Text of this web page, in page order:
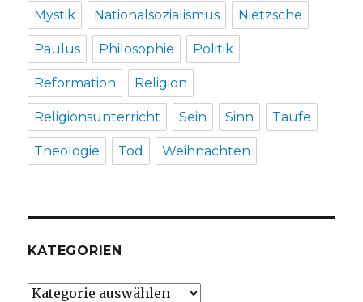
Mystik Nationalsozialismus Nietzsche
Paulus Philosophie Politik
Reformation Religion
Religionsunterricht Sein Sinn Taufe
Theologie Tod Weihnachten
KATEGORIEN
Kategorien